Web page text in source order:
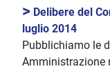
> Delibere del
luglio 2014
Pubblichiamo le
Amministrazione